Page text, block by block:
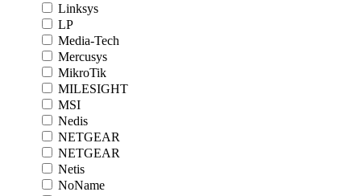
Linksys
LP
Media-Tech
Mercusys
MikroTik
MILESIGHT
MSI
Nedis
NETGEAR
NETGEAR
Netis
NoName